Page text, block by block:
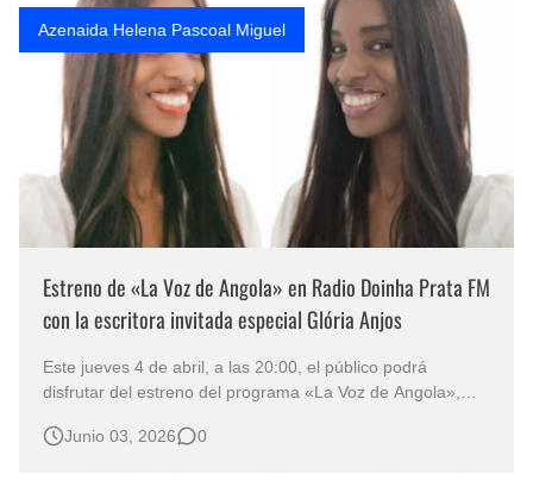
Azenaida Helena Pascoal Miguel
Estreno de «La Voz de Angola» en Radio Doinha Prata FM
con la escritora invitada especial Glória Anjos
Este jueves 4 de abril, a las 20:00, el público podrá
disfrutar del estreno del programa «La Voz de Angola»,
por la periodista, escritora, locutora y presentadora
Junio 03, 2026 0